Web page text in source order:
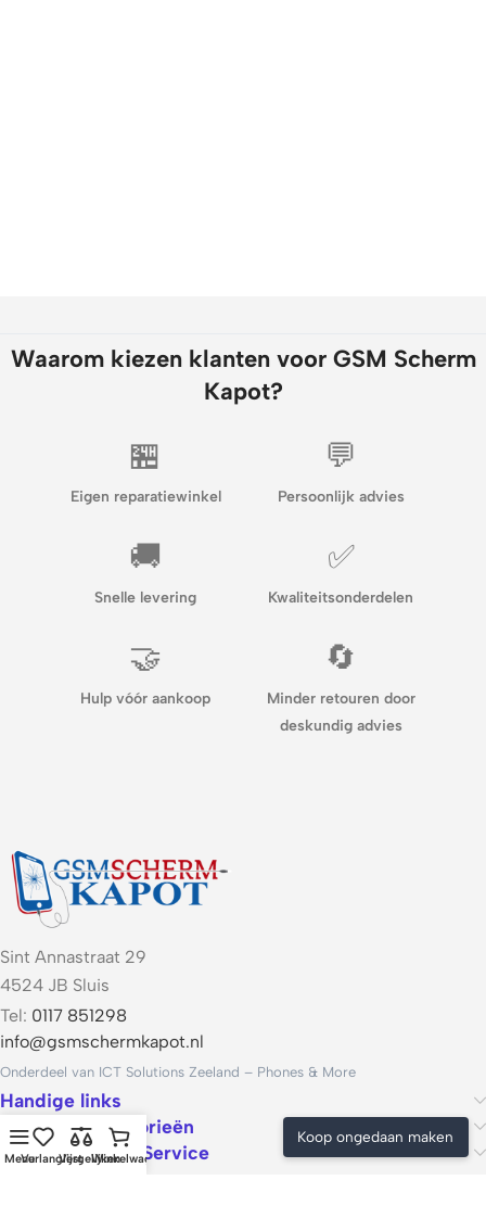
Waarom kiezen klanten voor GSM Scherm
Kapot?
🏪
Eigen reparatiewinkel
💬
Persoonlijk advies
🚚
Snelle levering
✅
Kwaliteitsonderdelen
🤝
Hulp vóór aankoop
🔄
Minder retouren door
deskundig advies
Sint Annastraat 29
4524 JB Sluis
Tel: 0117 851298
info@gsmschermkapot.nl
Onderdeel van ICT Solutions Zeeland – Phones & More
Handige links
Populaire categorieën
Voorwaarden & Service
MenuVerlanglijstVergelijkenWinkelwagen
Koop ongedaan maken